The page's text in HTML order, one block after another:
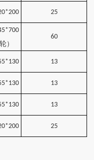
25
）
60
13
13
13
25